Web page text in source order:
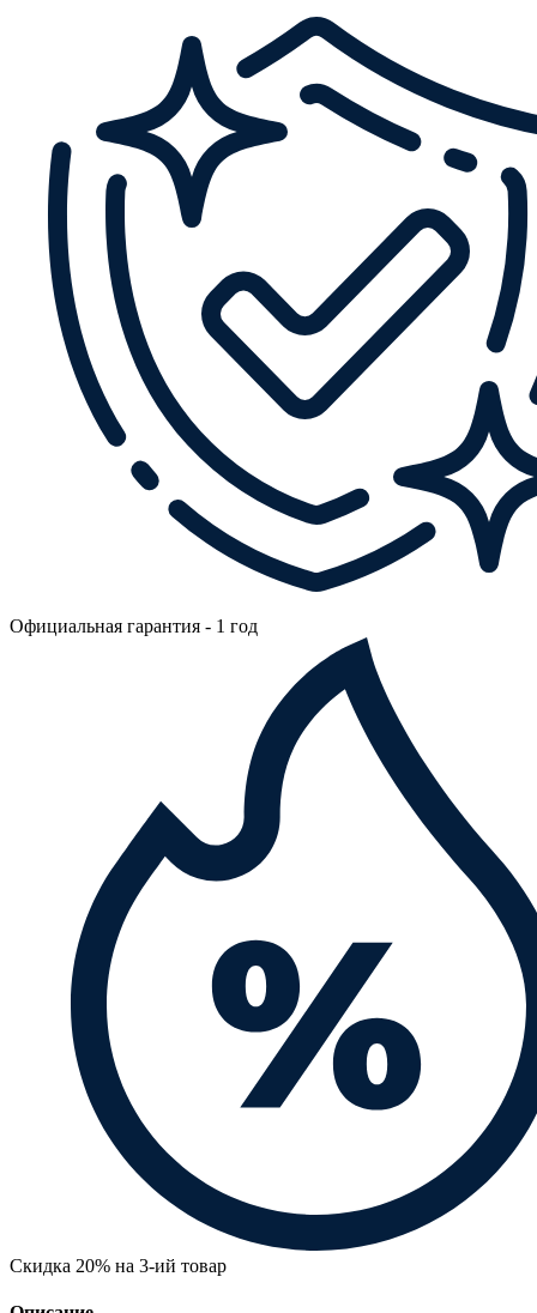
Официальная гарантия - 1 год
Скидка 20% на 3-ий товар